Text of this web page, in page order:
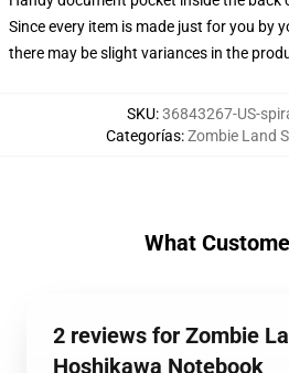
Since every item is made just for you by
there may be slight variances in the
SKU:36843267-US-
Categorías:Zombie Land
What
2 reviews for Zombie
Hoshikawa Notebook